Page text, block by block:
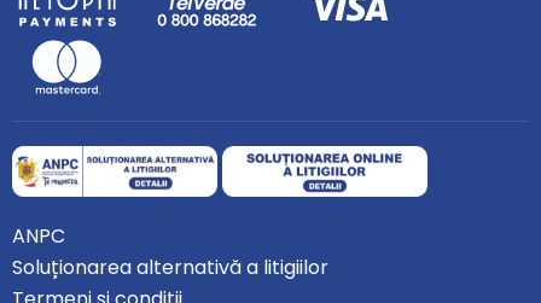
ANPC
Soluționarea alternativă a litigiilor